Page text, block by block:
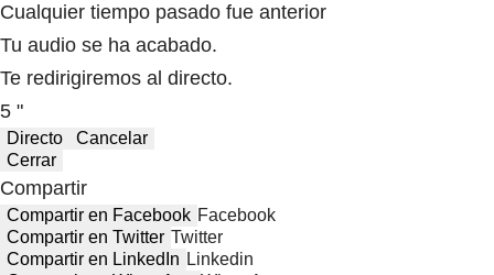
Cualquier tiempo pasado fue anterior
Tu audio se ha acabado.
Te redirigiremos al directo.
5 "
Directo
Cancelar
Cerrar
Compartir
Compartir en Facebook Facebook
Compartir en Twitter Twitter
Compartir en LinkedIn Linkedin